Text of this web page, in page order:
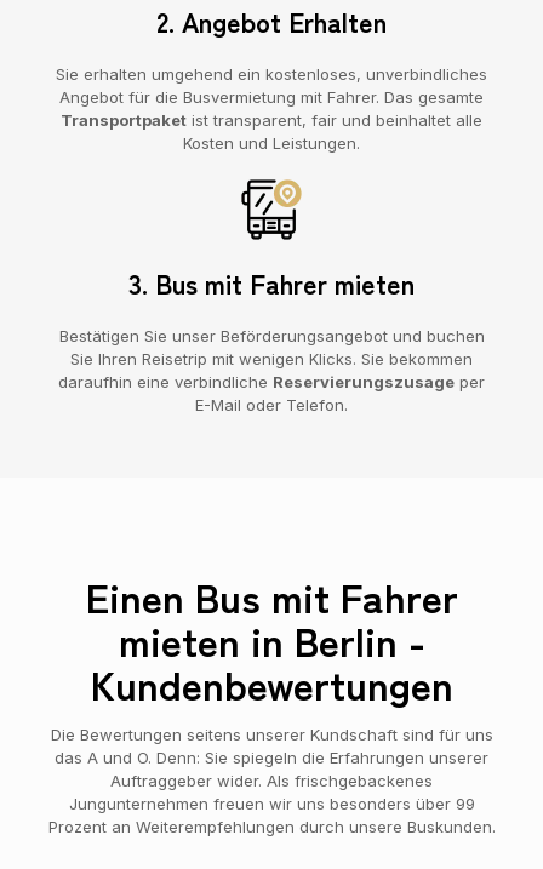
2. Angebot Erhalten
Sie erhalten umgehend ein kostenloses, unverbindliches
Angebot für die Busvermietung mit Fahrer. Das gesamte
Transportpaket ist transparent, fair und beinhaltet alle
Kosten und Leistungen.
3. Bus mit Fahrer mieten
Bestätigen Sie unser Beförderungsangebot und buchen
Sie Ihren Reisetrip mit wenigen Klicks. Sie bekommen
daraufhin eine verbindliche Reservierungszusage per
E-Mail oder Telefon.
Einen Bus mit Fahrer
mieten in Berlin -
Kundenbewertungen
Die Bewertungen seitens unserer Kundschaft sind für uns
das A und O. Denn: Sie spiegeln die Erfahrungen unserer
Auftraggeber wider. Als frischgebackenes
Jungunternehmen freuen wir uns besonders über 99
Prozent an Weiterempfehlungen durch unsere Buskunden.